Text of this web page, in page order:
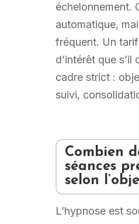
échelonnement.
automatique,
fréquent. Un tarif
d’intérêt que s’il
cadre strict :
suivi,
Combien
séances
selon
L’hypnose est